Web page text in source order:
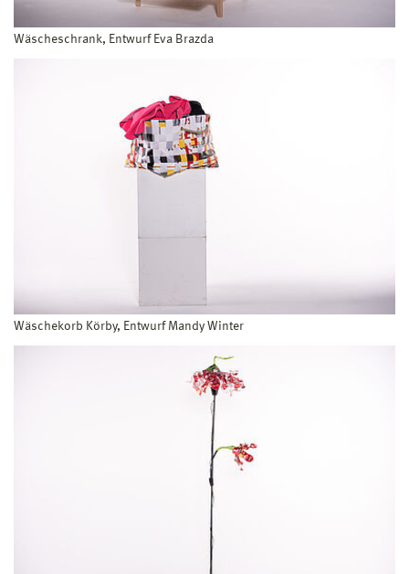
Wäscheschrank, Entwurf Eva Brazda
Wäschekorb Körby, Entwurf Mandy Winter